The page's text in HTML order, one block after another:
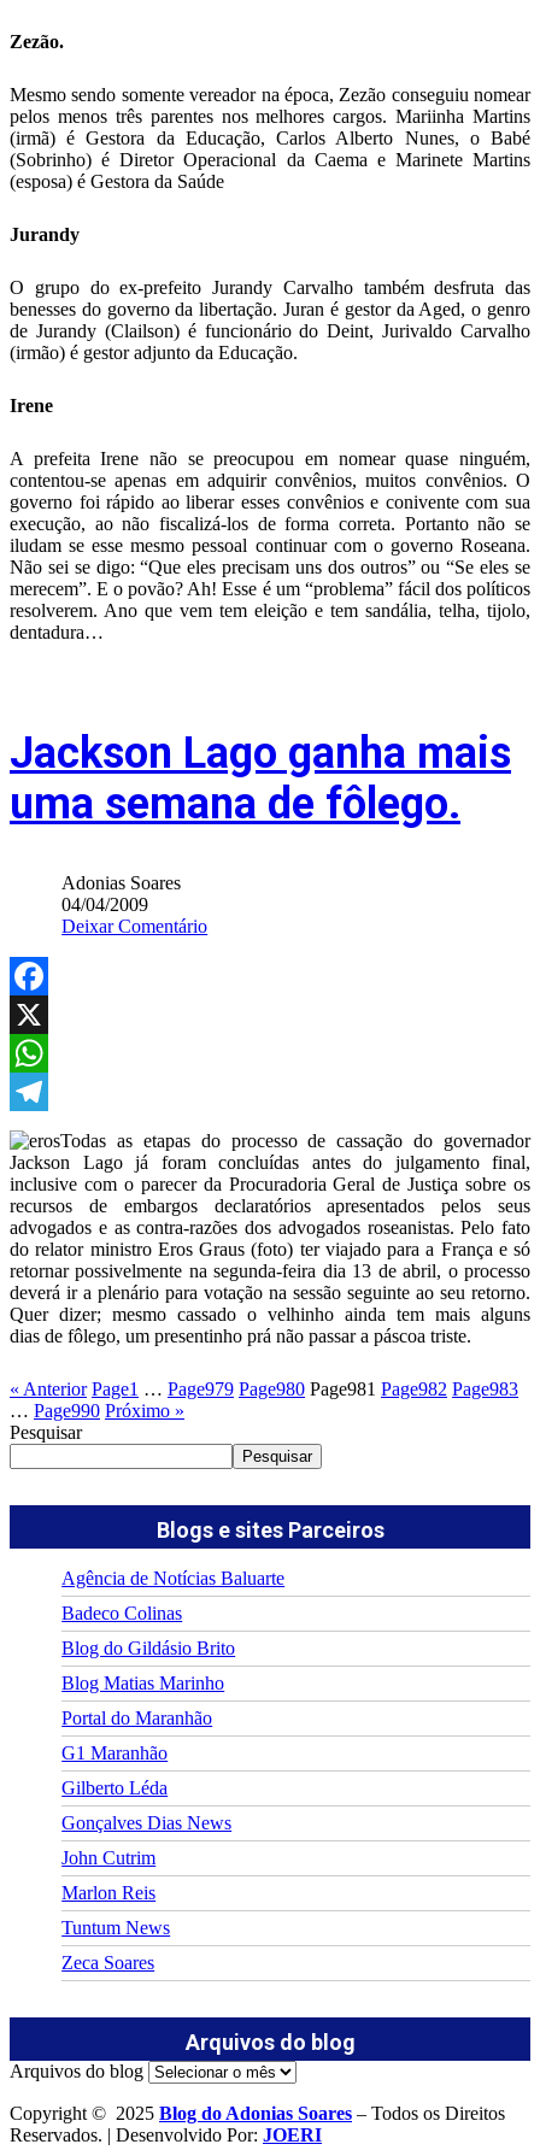
Zezão.
Mesmo sendo somente vereador na época, Zezão conseguiu nomear
pelos menos três parentes nos melhores cargos. Mariinha Martins
(irmã) é Gestora da Educação, Carlos Alberto Nunes, o Babé
(Sobrinho) é Diretor Operacional da Caema e Marinete Martins
(esposa) é Gestora da Saúde
Jurandy
O grupo do ex-prefeito Jurandy Carvalho também desfruta das
benesses do governo da libertação. Juran é gestor da Aged, o genro
de Jurandy (Clailson) é funcionário do Deint, Jurivaldo Carvalho
(irmão) é gestor adjunto da Educação.
Irene
A prefeita Irene não se preocupou em nomear quase ninguém,
contentou-se apenas em adquirir convênios, muitos convênios. O
governo foi rápido ao liberar esses convênios e conivente com sua
execução, ao não fiscalizá-los de forma correta. Portanto não se
iludam se esse mesmo pessoal continuar com o governo Roseana.
Não sei se digo: “Que eles precisam uns dos outros” ou “Se eles se
merecem”. E o povão? Ah! Esse é um “problema” fácil dos políticos
resolverem. Ano que vem tem eleição e tem sandália, telha, tijolo,
dentadura…
Jackson Lago ganha mais
uma semana de fôlego.
Adonias Soares
04/04/2009
Deixar Comentário
Facebook
X
WhatsApp
Telegram
Todas as etapas do processo de cassação do governador
Jackson Lago já foram concluídas antes do julgamento final,
inclusive com o parecer da Procuradoria Geral de Justiça sobre os
recursos de embargos declaratórios apresentados pelos seus
advogados e as contra-razões dos advogados roseanistas. Pelo fato
do relator ministro Eros Graus (foto) ter viajado para a França e só
retornar possivelmente na segunda-feira dia 13 de abril, o processo
deverá ir a plenário para votação na sessão seguinte ao seu retorno.
Quer dizer; mesmo cassado o velhinho ainda tem mais alguns
dias de fôlego, um presentinho prá não passar a páscoa triste.
« Anterior Page1 … Page979 Page980 Page981 Page982 Page983
… Page990 Próximo »
Pesquisar
Pesquisar
Blogs e sites Parceiros
Agência de Notícias Baluarte
Badeco Colinas
Blog do Gildásio Brito
Blog Matias Marinho
Portal do Maranhão
G1 Maranhão
Gilberto Léda
Gonçalves Dias News
John Cutrim
Marlon Reis
Tuntum News
Zeca Soares
Arquivos do blog
Arquivos do blog
Copyright © 2025 Blog do Adonias Soares – Todos os Direitos
Reservados. | Desenvolvido Por: JOERI